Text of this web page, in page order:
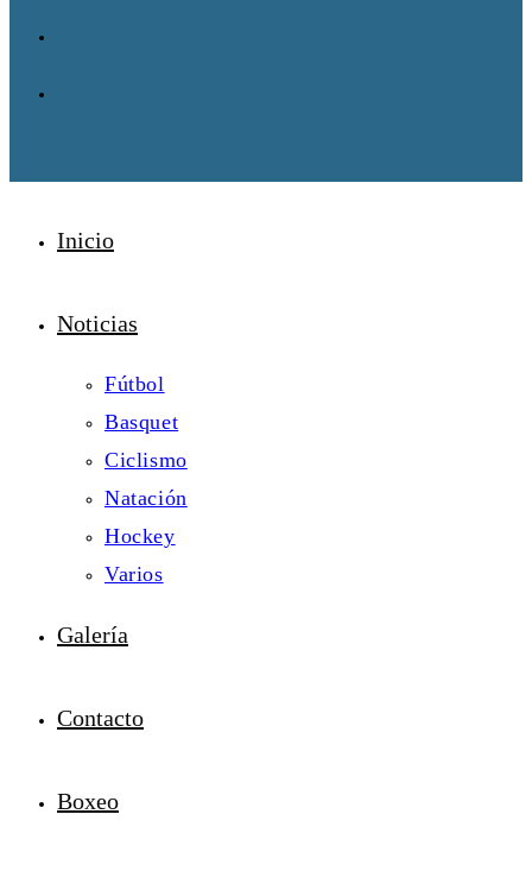
Inicio
Noticias
Fútbol
Basquet
Ciclismo
Natación
Hockey
Varios
Galería
Contacto
Boxeo